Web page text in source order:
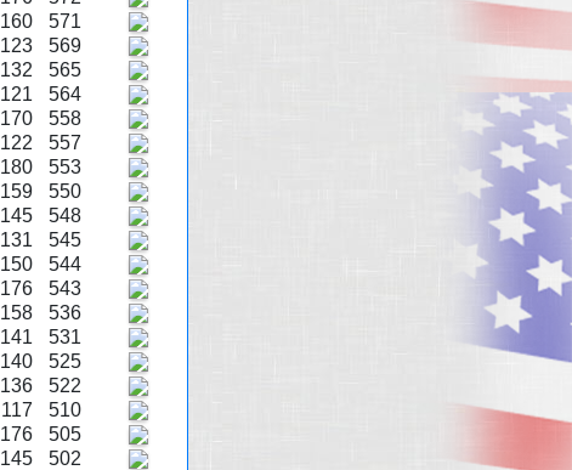
160
571
123
569
132
565
121
564
170
558
122
557
180
553
159
550
145
548
131
545
150
544
176
543
158
536
141
531
140
525
136
522
117
510
176
505
145
502